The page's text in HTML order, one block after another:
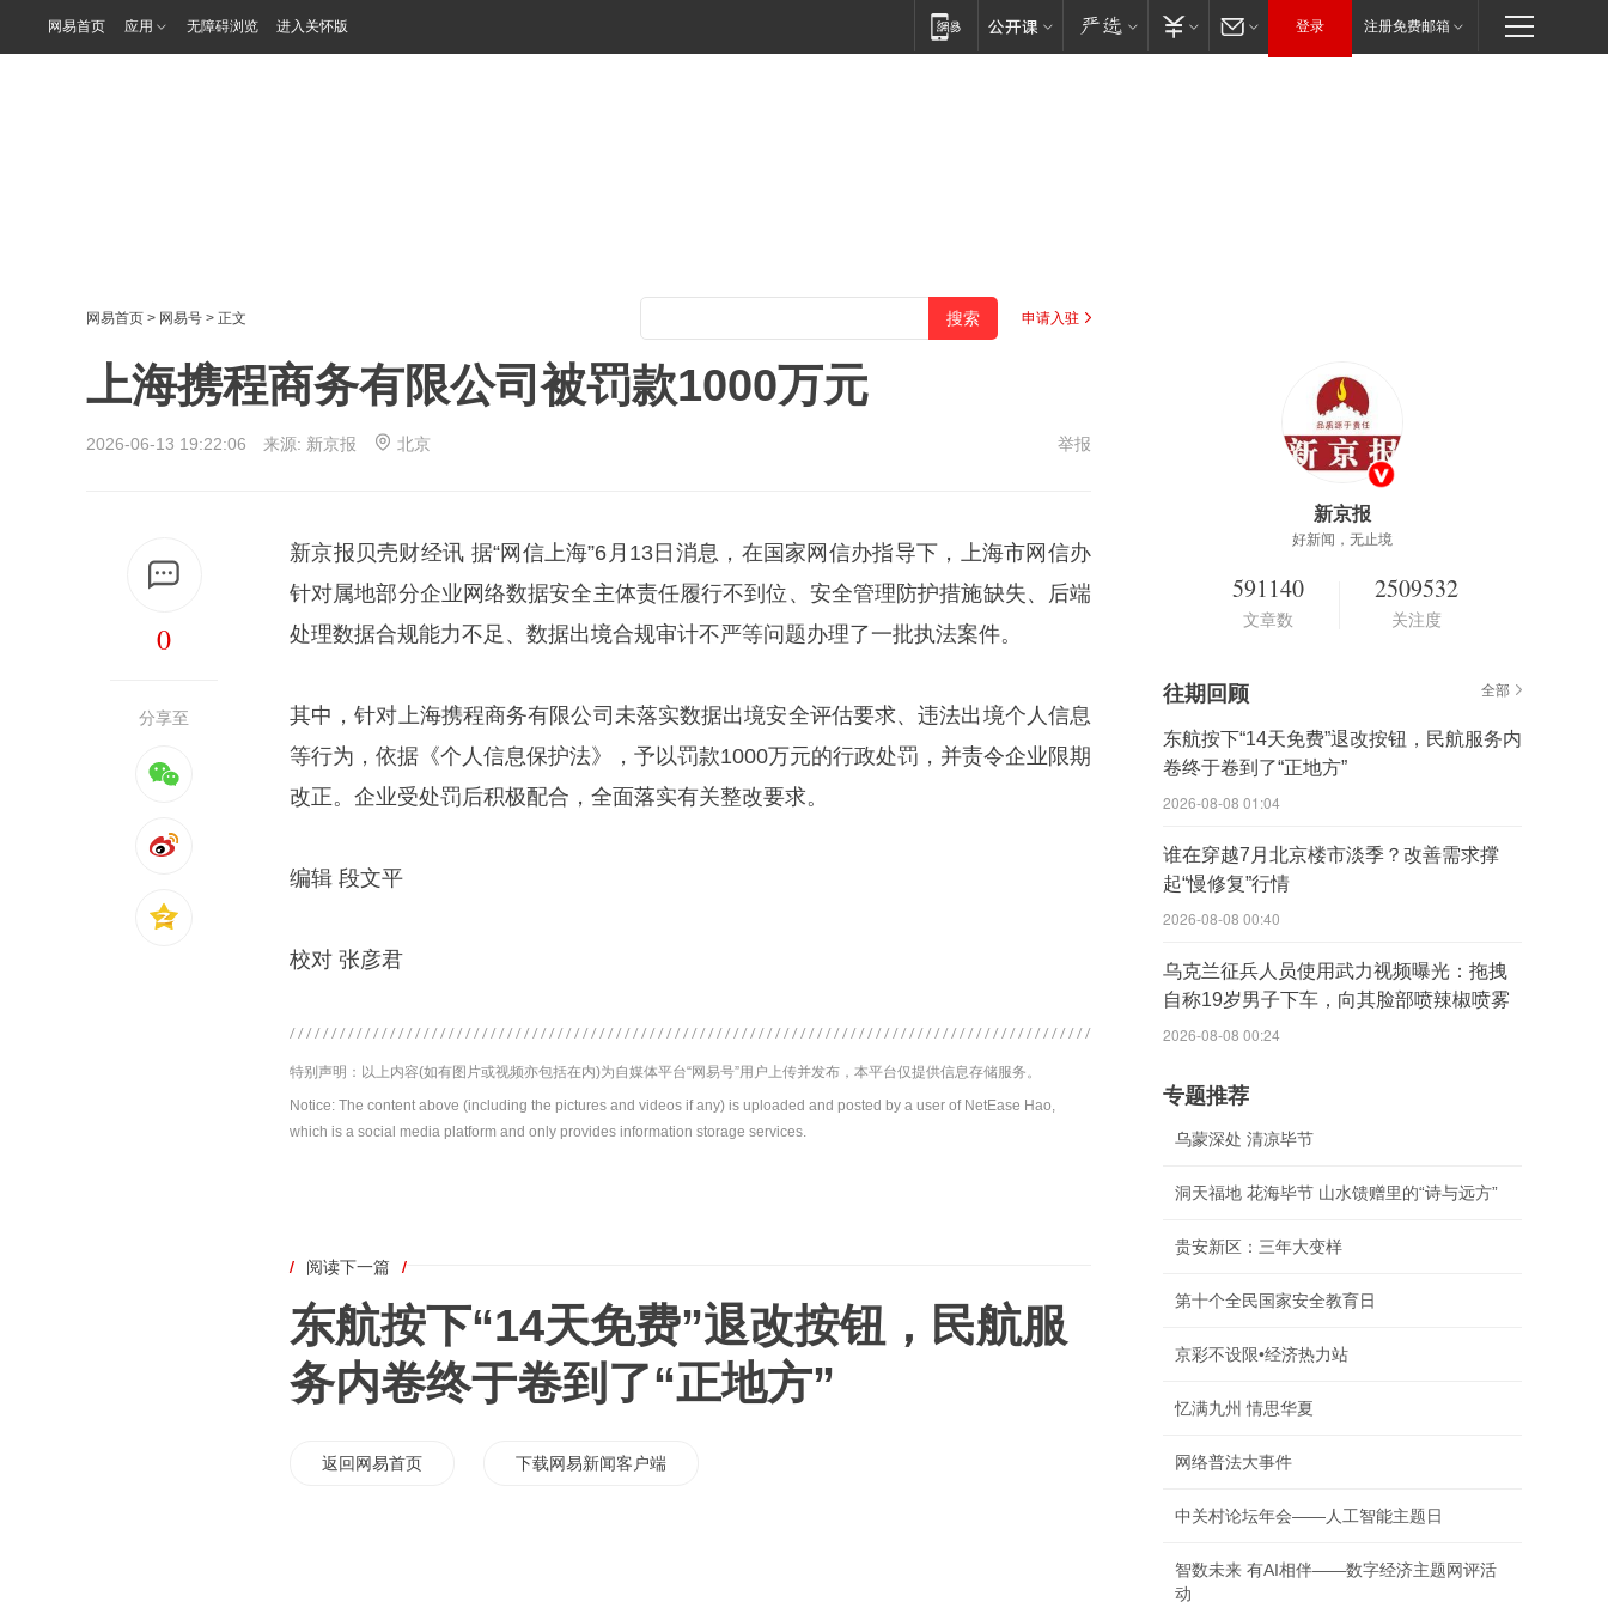
网易首页 应用 无障碍浏览 进入关怀版 登录 注册免费邮箱
网易首页 > 网易号 > 正文 申请入驻
上海携程商务有限公司被罚款1000万元
2026-06-13 19:22:06 来源: 新京报 北京 举报
0
分享至
新京报贝壳财经讯 据“网信上海”6月13日消息，在国家网信办指导下，上海市网信办
针对属地部分企业网络数据安全主体责任履行不到位、安全管理防护措施缺失、后端
处理数据合规能力不足、数据出境合规审计不严等问题办理了一批执法案件。
其中，针对上海携程商务有限公司未落实数据出境安全评估要求、违法出境个人信息
等行为，依据《个人信息保护法》，予以罚款1000万元的行政处罚，并责令企业限期
改正。企业受处罚后积极配合，全面落实有关整改要求。
编辑 段文平
校对 张彦君
特别声明：以上内容(如有图片或视频亦包括在内)为自媒体平台“网易号”用户上传并发布，本平台仅提供信息存储服务。
Notice: The content above (including the pictures and videos if any) is uploaded and posted by a user of NetEase Hao,
which is a social media platform and only provides information storage services.
/ 阅读下一篇 /
东航按下“14天免费”退改按钮，民航服
务内卷终于卷到了“正地方”
返回网易首页 下载网易新闻客户端
新京报
好新闻，无止境
591140
文章数
2509532
关注度
往期回顾 全部
东航按下“14天免费”退改按钮，民航服务内
卷终于卷到了“正地方”
2026-08-08 01:04
谁在穿越7月北京楼市淡季？改善需求撑
起“慢修复”行情
2026-08-08 00:40
乌克兰征兵人员使用武力视频曝光：拖拽
自称19岁男子下车，向其脸部喷辣椒喷雾
2026-08-08 00:24
专题推荐
乌蒙深处 清凉毕节
洞天福地 花海毕节 山水馈赠里的“诗与远方”
贵安新区：三年大变样
第十个全民国家安全教育日
京彩不设限•经济热力站
忆满九州 情思华夏
网络普法大事件
中关村论坛年会——人工智能主题日
智数未来 有AI相伴——数字经济主题网评活
动